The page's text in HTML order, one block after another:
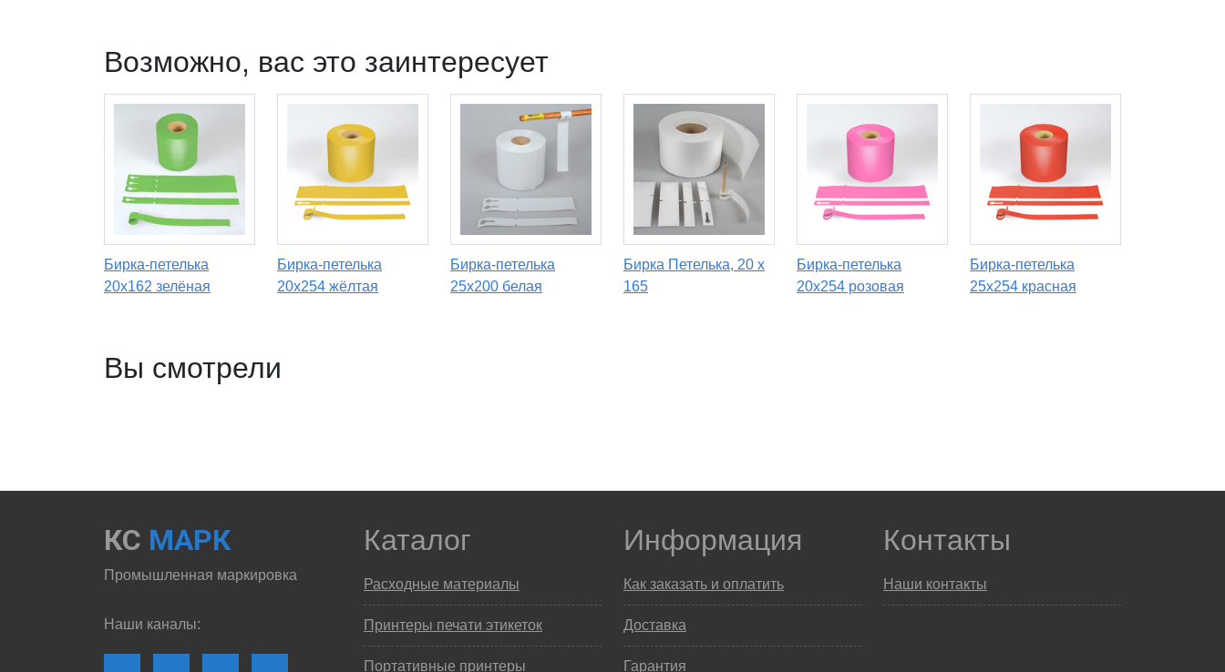
Возможно, вас это заинтересует
Бирка-петелька
20х162 зелёная
Бирка-петелька
20х254 жёлтая
Бирка-петелька
25х200 белая
Бирка Петелька, 20 х
165
Бирка-петелька
20х254 розовая
Бирка-петелька
25х254 красная
Вы смотрели
КС МАРК
Промышленная маркировка
Наши каналы:
Каталог
Расходные материалы
Принтеры печати этикеток
Портативные принтеры
Информация
Как заказать и оплатить
Доставка
Гарантия
Контакты
Наши контакты